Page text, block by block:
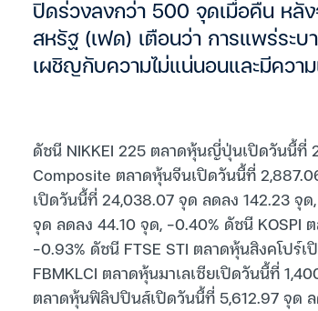
ปิดร่วงลงกว่า 500 จุดเมื่อคืน หลัง
สหรัฐ (เฟด) เตือนว่า การแพร่ระบ
เผชิญกับความไม่แน่นอนและมีความ
ดัชนี NIKKEI 225 ตลาดหุ้นญี่ปุ่นเปิดวันนี้ที่
Composite ตลาดหุ้นจีนเปิดวันนี้ที่
เปิดวันนี้ที่ 24,038.07 จุด ลดลง 142.23 จุ
จุด ลดลง 44.10 จุด, -0.40% ดัชนี KOSPI
-0.93% ดัชนี FTSE STI ตลาดหุ้นสิงคโปร์
FBMKLCI ตลาดหุ้นมาเลเซียเปิดวันนี้ที่
ตลาดหุ้นฟิลิปปินส์เปิดวันนี้ที่ 5,612.97 จุด